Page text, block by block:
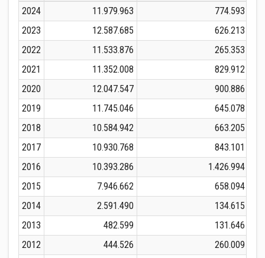
2024
11.979.963 774.593
2023
12.587.685 626.213
2022
11.533.876 265.353
2021
11.352.008 829.912
2020
12.047.547 900.886
2019
11.745.046 645.078
2018
10.584.942 663.205
2017
10.930.768 843.101
2016
10.393.286 1.426.994
2015
7.946.662
658.094
2014
2.591.490
134.615
2013
482.599
131.646
2012
444.526
260.009